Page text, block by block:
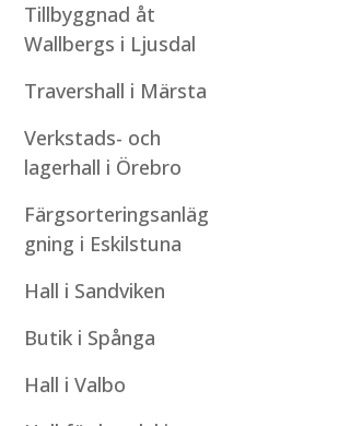
under sommaren
Tillbyggnad åt
Wallbergs i Ljusdal
Travershall i Märsta
Verkstads- och
lagerhall i Örebro
Färgsorteringsanläg
gning i Eskilstuna
Hall i Sandviken
Butik i Spånga
Hall i Valbo